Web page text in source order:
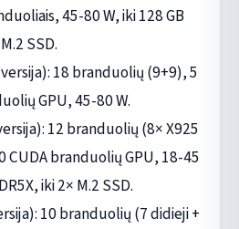
45-80 W, iki 128 GB
SSD.
18 branduolių (9+9), 5
GPU, 45-80 W.
12 branduolių (8× X925
CUDA branduolių GPU, 18-45
iki 2× M.2 SSD.
10 branduolių (7 didieji +